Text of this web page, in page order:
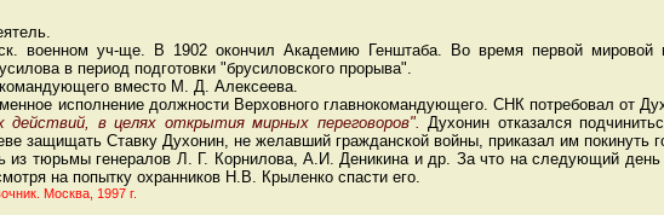
военном уч-ще. В 1902 окончил Академию Генштаба. Во время первой мировой
в период подготовки "брусиловского прорыва".
вместо М. Д. Алексеева.
исполнение должности Верховного главнокомандующего. СНК потребовал от
действий, в целях открытия мирных переговоров".
Духонин отказался
защищать Ставку Духонин, не желавший гражданской войны, приказал им покинуть
из тюрьмы генералов Л. Г. Корнилова, А.И. Деникина и др. За что на следующий день
на попытку охранников Н.В. Крыленко спасти его.
Москва, 1997 г.